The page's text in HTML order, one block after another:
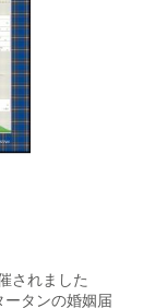
されました
ータンの婚姻届